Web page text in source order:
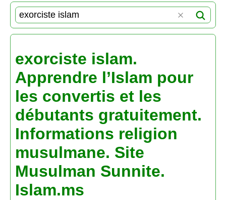
exorciste islam.
Apprendre l’Islam pour
les convertis et les
débutants gratuitement.
Informations religion
musulmane. Site
Musulman Sunnite.
Islam.ms